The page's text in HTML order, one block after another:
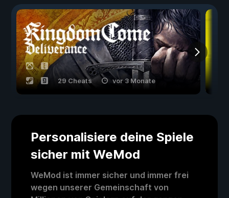
29 Cheats vor 3 Monate
Personalisiere deine Spiele
sicher mit WeMod
WeMod ist immer sicher und immer frei
wegen unserer Gemeinschaft von